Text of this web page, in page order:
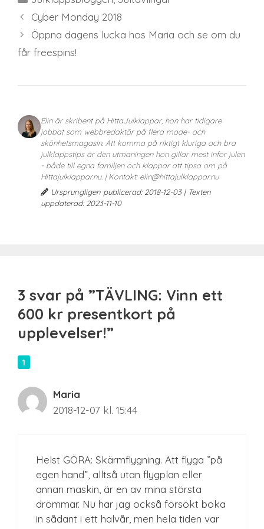
Cyber Monday 2018
Öppna dagens lucka hos Maria och se om du
får freespins!
Elin är skribent på HittaJulklappar, hon har tidigare
jobbat som webbredaktör på flera mode- och
skönhetsmagasin. Att komma på riktigt kluriga och bra
julklappstips är den utmaningen hon gillar mest inför julen
- både till egna familjen och klappar att tipsa om på
Hittajulklappar.nu. | Kontakt: elin@hittajulklappar.nu
Ursprungligen publicerad: 2018-12-03 | Texten
uppdaterad: 2023-11-10
3 svar på ”TÄVLING: Vinn ett
600 kr presentkort på
upplevelser!”
Maria
2018-12-07 kl. 15:44
Helst GÖRA: Skärmflygning. Att flyga ”på
egen hand”, alltså utan flygplan eller
annan maskin, är en av mina största
drömmar. Nu har jag också försökt boka
in sådant i ett halvår, men hela tiden var